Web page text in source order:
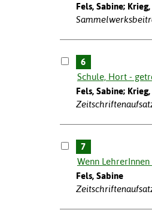
Fels, Sabine;
6
Schule, Hort -
Fels, Sabine;
7
Wenn
Fels, Sabine